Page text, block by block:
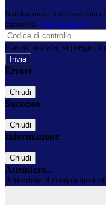
Non hai una e-mail associata
tramite la Login Spaggiari
E-mail inviata, si prega di
Errore
Chiudi
Successo
Chiudi
Informazione
Chiudi
Attendere...
Attendere il